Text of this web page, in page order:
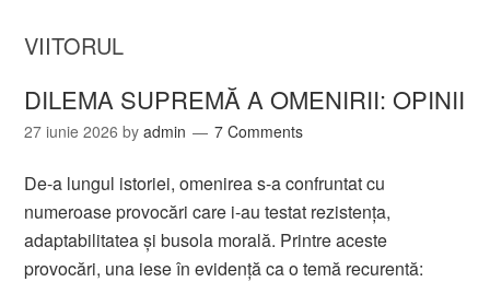
VIITORUL
DILEMA SUPREMĂ A OMENIRII: OPINII
27 iunie 2026 byadmin 7 Comments
De-a lungul istoriei, omenirea s-a confruntat cu
numeroase provocări care i-au testat rezistența,
adaptabilitatea și busola morală. Printre aceste
provocări, una iese în evidență ca o temă recurentă: